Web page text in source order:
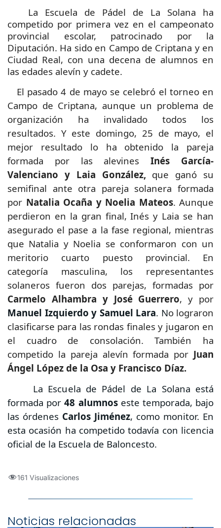
La Escuela de Pádel de La Solana ha
competido por primera vez en el campeonato
provincial escolar, patrocinado por la
Diputación. Ha sido en Campo de Criptana y en
Ciudad Real, con una decena de alumnos en
las edades alevín y cadete.
El pasado 4 de mayo se celebró el torneo en
Campo de Criptana, aunque un problema de
organización ha invalidado todos los
resultados. Y este domingo, 25 de mayo, el
mejor resultado lo ha obtenido la pareja
formada por las alevinesInés García-
Valenciano y Laia González, que ganó su
semifinal ante otra pareja solanera formada
por Natalia Ocaña y Noelia Mateos. Aunque
perdieron en la gran final, Inés y Laia se han
asegurado el pase a la fase regional, mientras
que Natalia y Noelia se conformaron con un
meritorio cuarto puesto provincial. En
categoría masculina, los representantes
solaneros fueron dos parejas, formadas por
Carmelo Alhambra y José Guerrero, y por
Manuel Izquierdo y Samuel Lara. No lograron
clasificarse para las rondas finales y jugaron en
el cuadro de consolación. También ha
competido la pareja alevín formada por Juan
Ángel López de la Osa y Francisco Díaz.
La Escuela de Pádel de La Solana está
formada por48 alumnoseste temporada, bajo
las órdenes Carlos Jiménez, como monitor. En
esta ocasión ha competido todavía con licencia
oficial de la Escuela de Baloncesto.
161 Visualizaciones
Noticias relacionadas